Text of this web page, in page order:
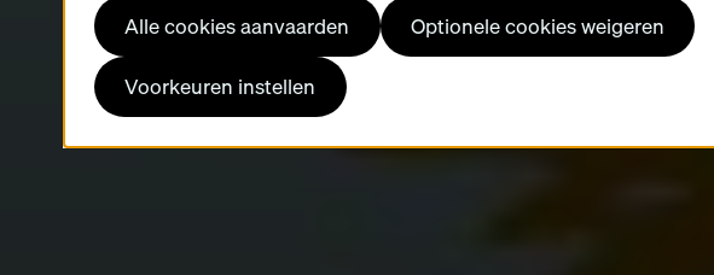
Alle cookies aanvaarden
Optionele cookies weigeren
Voorkeuren instellen